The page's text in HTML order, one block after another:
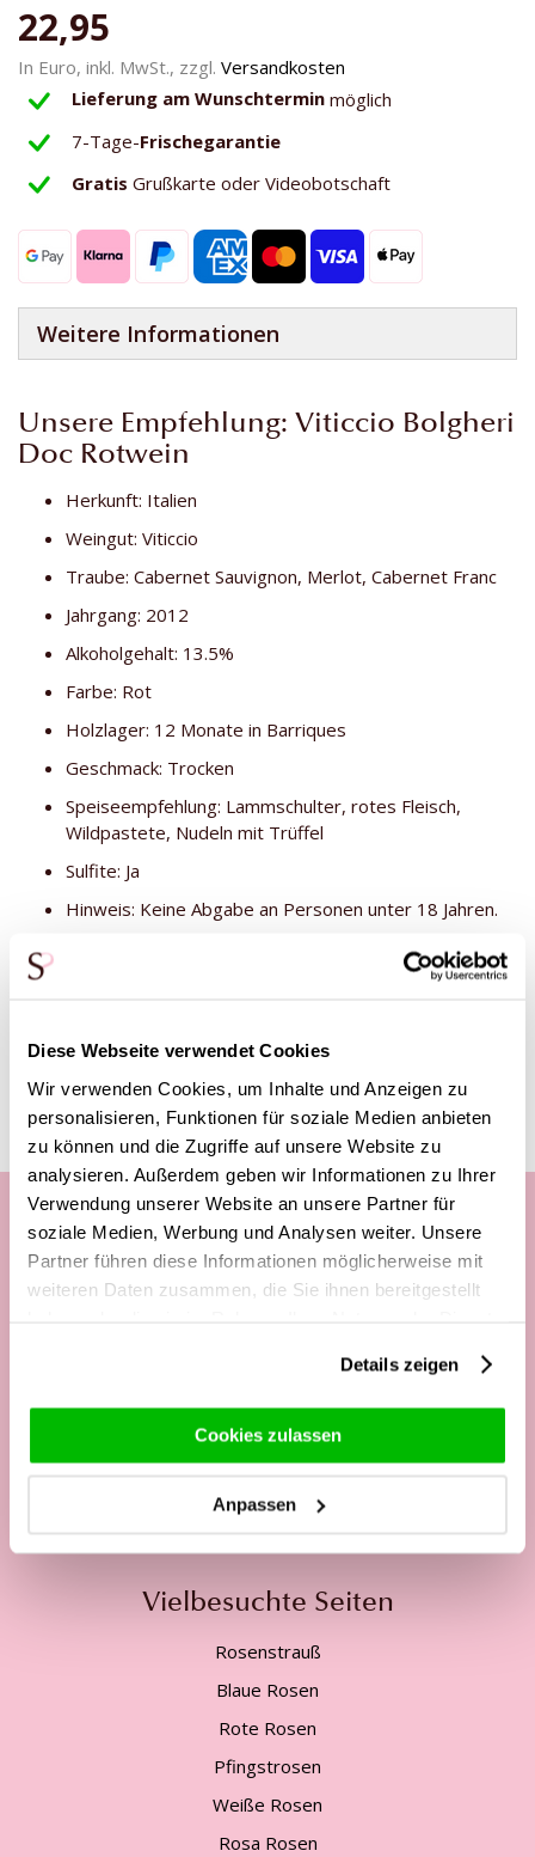
Diese Webseite verwendet Cookies
Wir verwenden Cookies, um Inhalte und Anzeigen zu
personalisieren, Funktionen für soziale Medien anbieten
zu können und die Zugriffe auf unsere Website zu
analysieren. Außerdem geben wir Informationen zu Ihrer
Verwendung unserer Website an unsere Partner für
soziale Medien, Werbung und Analysen weiter. Unsere
Partner führen diese Informationen möglicherweise mit
weiteren Daten zusammen, die Sie ihnen bereitgestellt
Details zeigen
Cookies zulassen
Anpassen
22,95
In Euro, inkl. MwSt., zzgl. Versandkosten
Lieferung am Wunschtermin möglich
7-Tage-Frischegarantie
Gratis Grußkarte oder Videobotschaft
Weitere Informationen
Unsere Empfehlung: Viticcio Bolgheri
Doc Rotwein
Herkunft: Italien
Weingut: Viticcio
Traube: Cabernet Sauvignon, Merlot, Cabernet Franc
Jahrgang: 2012
Alkoholgehalt: 13.5%
Farbe: Rot
Holzlager: 12 Monate in Barriques
Geschmack: Trocken
Speiseempfehlung: Lammschulter, rotes Fleisch,
Wildpastete, Nudeln mit Trüffel
Sulfite: Ja
Hinweis: Keine Abgabe an Personen unter 18 Jahren.
springen
interessieren
Unsere Kundenhotline:
+49 2562 - 945 36 97
Mail:service@surprose.de
Kontaktformular
Vielbesuchte Seiten
Rosenstrauß
Blaue Rosen
Rote Rosen
Pfingstrosen
Weiße Rosen
Rosa Rosen